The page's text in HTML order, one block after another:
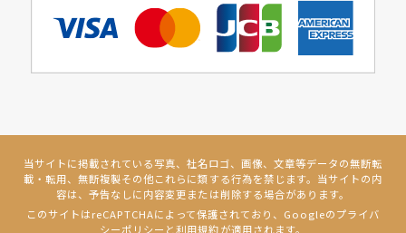
当サイトに掲載されている写真、社名ロゴ、画像、文章等データの無断転
載・転用、無断複製その他これらに類する行為を禁じます。当サイトの内
容は、予告なしに内容変更または削除する場合があります。
このサイトはreCAPTCHAによって保護されており、Googleのプライバ
シーポリシー と利用規約が適用されます。